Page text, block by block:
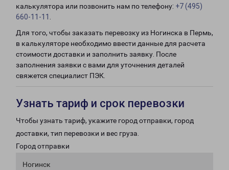
калькулятора или позвонить нам по телефону: +7 (495)
660-11-11
Для того, чтобы заказать перевозку из Ногинска в Пермь,
в калькуляторе необходимо ввести данные для расчета
стоимости доставки и заполнить заявку. После
заполнения заявки с вами для уточнения деталей
свяжется специалист ПЭК.
Узнать тариф и срок перевозки
Чтобы узнать тариф, укажите город отправки, город
доставки, тип перевозки и вес груза.
Город отправки
Ногинск